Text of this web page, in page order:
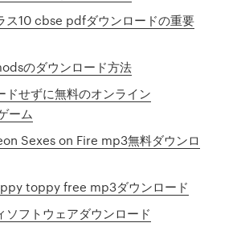
ス10 cbse pdfダウンロードの重要
のダウンロード方法
ドせずに無料のオンライン
ーム
Sexes on Fire mp3無料ダウンロ
toppy free mp3ダウンロード
ソフトウェアダウンロード